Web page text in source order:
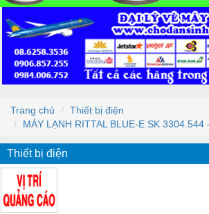
Trang chủ
Thiết bị điện
MÁY LẠNH RITTAL BLUE-E SK 3304.544
Thiết bị điện